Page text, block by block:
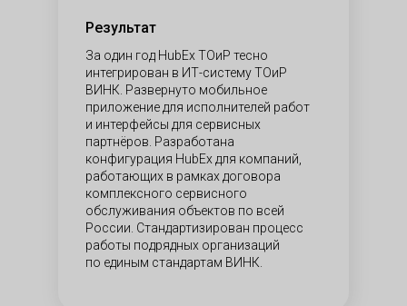
Результат
За один год HubEx ТОиР тесно
интегрирован в ИТ-систему ТОиР
ВИНК. Развернуто мобильное
приложение для исполнителей работ
и интерфейсы для сервисных
партнёров. Разработана
конфигурация HubEx для компаний,
работающих в рамках договора
комплексного сервисного
обслуживания объектов по всей
России. Стандартизирован процесс
работы подрядных организаций
по единым стандартам ВИНК.